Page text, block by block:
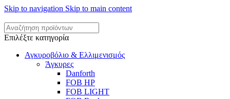
Skip to navigation Skip to main content
Επιλέξτε κατηγορία
Αγκυροβόλιο & Ελλιμενισμός
Άγκυρες
Danforth
FOB HP
FOB LIGHT